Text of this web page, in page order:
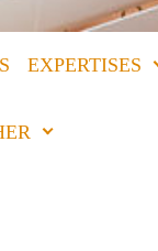
EXPERTISES